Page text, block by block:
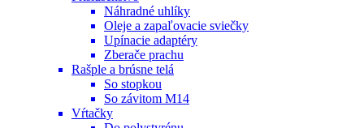
Náhradné uhlíky
Oleje a zapaľovacie sviečky
Upínacie adaptéry
Zberače prachu
Rašple a brúsne telá
So stopkou
So závitom M14
Vŕtačky